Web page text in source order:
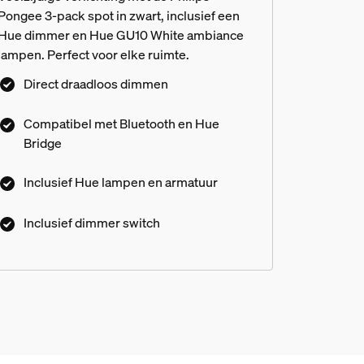
3-pack spot in zwart, inclusief een
dimmer en Hue GU10 White ambiance
Perfect voor elke ruimte.
Direct draadloos dimmen
Compatibel met Bluetooth en Hue
Bridge
Inclusief Hue lampen en armatuur
Inclusief dimmer switch